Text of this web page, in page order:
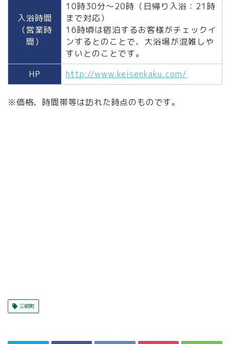
入浴時間
（営業時
間）
10時30分～20時（日帰り入浴：21時
まで対応）
16時頃は宿泊するお客様がチェックイ
ンするとのことで、大浴場が混雑しや
すいとのことです。
HP
http://www.keisenkaku.com/
※価格、時間帯等は訪れた時点のものです。
三朝町